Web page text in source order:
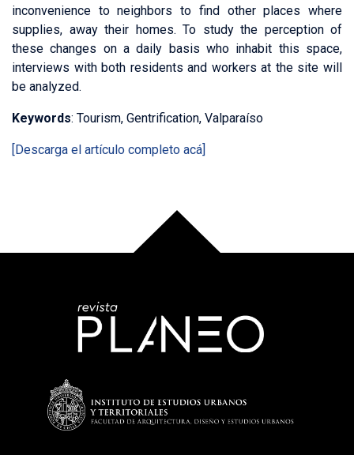
inconvenience to neighbors to find other places where
supplies, away their homes. To study the perception of
these changes on a daily basis who inhabit this space,
interviews with both residents and workers at the site will
be analyzed.
Keywords: Tourism, Gentrification, Valparaíso
[Descarga el artículo completo acá]